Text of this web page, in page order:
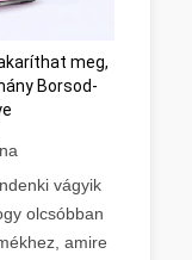
meg,
Borsod-
vágyik
olcsóbban
amire